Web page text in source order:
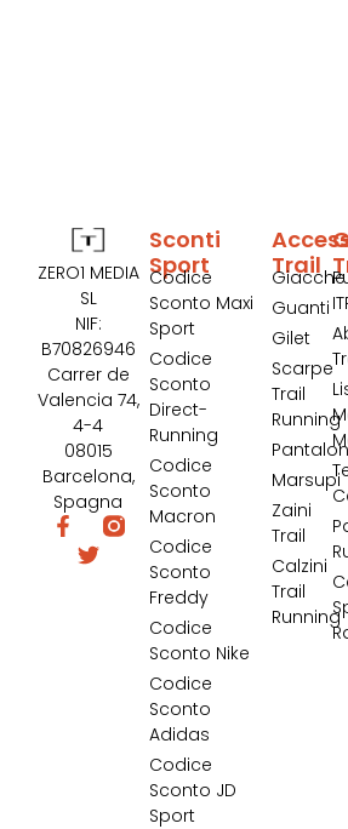
ZERO1 MEDIA
SL
NIF:
B70826946
Carrer de
Valencia 74,
4-4
08015
Barcelona,
Spagna
Trail
Giacche
Guanti
Gilet
Scarpe
Trail
Running
Marsupi
Zaini
Trail
Calzini
Trail
Running
Sconti
Sport
Codice
Sconto Maxi
Sport
Codice
Sconto
Direct-
Running
Codice
Sconto
Macron
Codice
Sconto
Freddy
Codice
Sconto Nike
Codice
Sconto
Adidas
Codice
Sconto JD
Sport